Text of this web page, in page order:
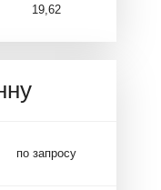
19,62
по запросу